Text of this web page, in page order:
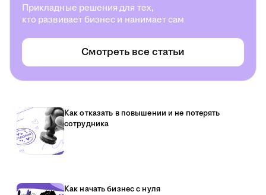
Прикладные решения для тех,
кто развивает бизнес и нанимает сам
Смотреть все статьи
Как отказать в повышении и не потерять
сотрудника
Как начать бизнес с нуля